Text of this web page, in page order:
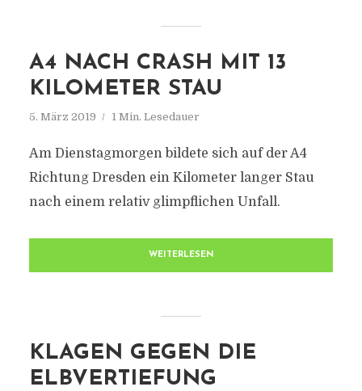
A4 NACH CRASH MIT 13
KILOMETER STAU
5. März 2019 1 Min. Lesedauer
Am Dienstagmorgen bildete sich auf der A4
Richtung Dresden ein Kilometer langer Stau
nach einem relativ glimpflichen Unfall.
WEITERLESEN
KLAGEN GEGEN DIE
ELBVERTIEFUNG